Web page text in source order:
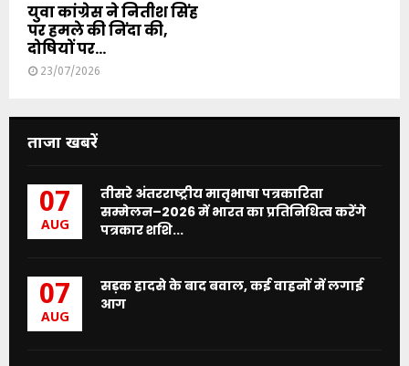
युवा कांग्रेस ने नितीश सिंह
पर हमले की निंदा की,
दोषियों पर...
23/07/2026
ताजा खबरें
07
AUG
तीसरे अंतरराष्ट्रीय मातृभाषा पत्रकारिता
सम्मेलन–2026 में भारत का प्रतिनिधित्व करेंगे
पत्रकार शशि...
07
AUG
सड़क हादसे के बाद बवाल, कई वाहनों में लगाई
आग